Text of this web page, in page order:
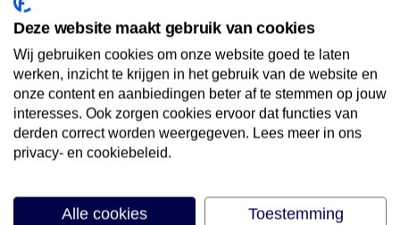
en comfortabel ingericht. Loop je het hotel uit dan
tref je twee metrostations op steenworp afstand.
Liever lopend? Dit is heel goed te doen. Wandel
bijvoorbeeld langs het park door naar het historische
stadsdeel van Milaan. Terug in het hotel drink je nog
gezellig een cocktail aan de bar van het hotel.
Sport & Activiteiten
Overige informatie
Lees meer
Deze website maakt gebruik van cookies
Wij gebruiken cookies om onze website goed te laten
werken, inzicht te krijgen in het gebruik van de website en
onze content en aanbiedingen beter af te stemmen op jouw
interesses. Ook zorgen cookies ervoor dat functies van
derden correct worden weergegeven. Lees meer in ons
privacy- en cookiebeleid.
Alle cookies
Toestemming